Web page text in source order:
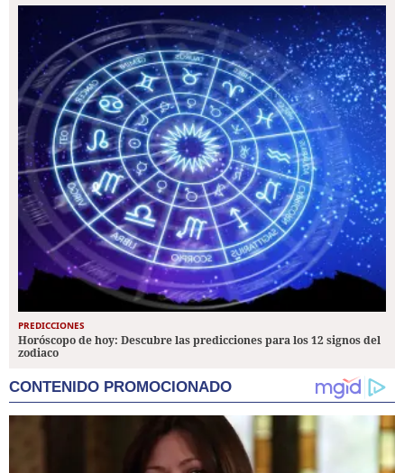
PREDICCIONES
Horóscopo de hoy: Descubre las predicciones para los 12 signos del
zodiaco
CONTENIDO PROMOCIONADO